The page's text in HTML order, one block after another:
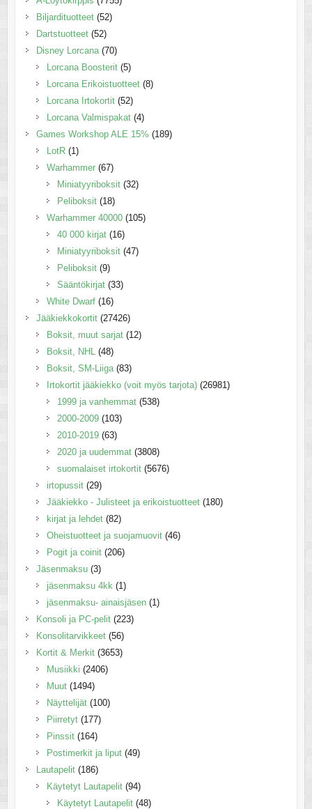
Biljardituotteet (52)
Dartstuotteet (52)
Disney Lorcana (70)
Lorcana Boosterit (5)
Lorcana Erikoistuotteet (8)
Lorcana Irtokortit (52)
Lorcana Valmispakat (4)
Games Workshop ALE 15% (189)
LotR (1)
Warhammer (67)
Miniatyyriboksit (32)
Peliboksit (18)
Warhammer 40000 (105)
40 000 kirjat (16)
Miniatyyriboksit (47)
Peliboksit (9)
Sääntökirjat (33)
White Dwarf (16)
Jääkiekkokortit (27426)
Boksit, muut sarjat (12)
Boksit, NHL
(48)
Boksit, SM-Liiga (83)
Irtokortit jääkiekko (voit myös tarjota) (26981)
1999 ja vanhemmat (538)
2000-2009 (103)
2010-2019 (63)
2020 ja uudemmat (3808)
suomalaiset irtokortit (5676)
irtopussit (29)
Jääkiekko - Julisteet ja erikoistuotteet (180)
kirjat ja lehdet (82)
Oheistuotteet ja suojamuovit (46)
Pogit ja coinit (206)
Jäsenmaksu (3)
jäsenmaksu 4kk (1)
jäsenmaksu- ainaisjäsen (1)
Konsoli ja PC-pelit (223)
Konsolitarvikkeet (56)
Kortit & Merkit (3653)
Musiikki (2406)
Muut (1494)
Näyttelijät (100)
Piirretyt (177)
Pinssit (164)
Postimerkit ja liput (49)
Lautapelit (186)
Käytetyt Lautapelit (94)
Käytetyt Lautapelit (48)